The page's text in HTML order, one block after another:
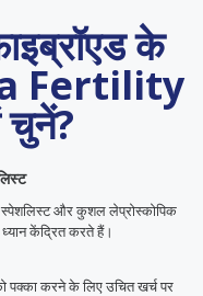
के
Fertility
चुनें?
स्पेशलिस्ट और कुशल लेप्रोस्कोपिक
ध्यान केंद्रित करते हैं।
पक्का करने के लिए उचित खर्च पर